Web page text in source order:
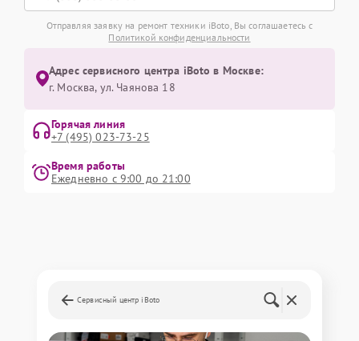
Отправляя заявку на ремонт техники iBoto, Вы соглашаетесь с
Политикой конфиденциальности
Адрес сервисного центра iBoto в Москве:
г. Москва, ул. Чаянова 18
Горячая линия
+7 (495) 023-73-25
Время работы
Ежедневно с 9:00 до 21:00
Сервисный центр iBoto